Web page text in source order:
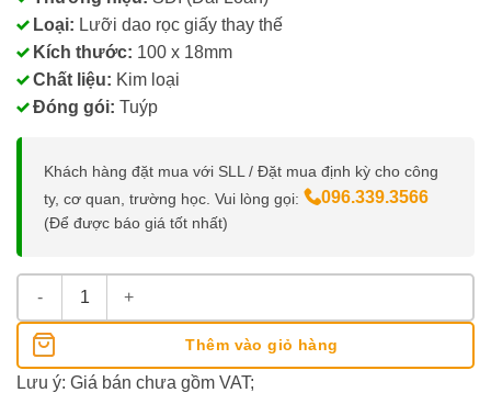
Loại: Lưỡi dao rọc giấy thay thế
Kích thước: 100 x 18mm
Chất liệu: Kim loại
Đóng gói: Tuýp
Khách hàng đặt mua với SLL / Đặt mua định kỳ cho công
ty, cơ quan, trường học. Vui lòng gọi:
096.339.3566
(Để được báo giá tốt nhất)
Lưỡi Dao Rọc Giấy Lớn SDI 18MM số lượng
Thêm vào giỏ hàng
Lưu ý: Giá bán chưa gồm VAT;